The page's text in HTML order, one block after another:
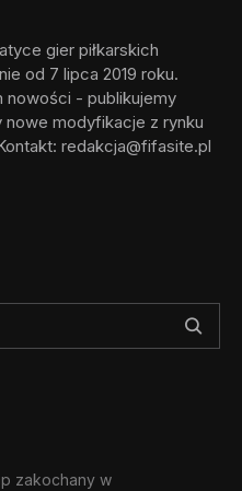
gier piłkarskich
od 7 lipca 2019 roku.
nowości - publikujemy
nowe modyfikacje z rynku
redakcja@fifasite.pl
zakochany w